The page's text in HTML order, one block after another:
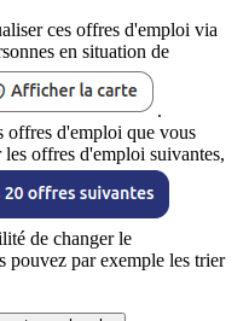
ces offres d'emploi via
en situation de
.
offres d'emploi que vous
offres d'emploi suivantes,
de changer le
pouvez par exemple les trier